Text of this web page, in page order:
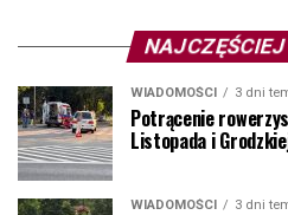
WIADOMOŚCI 3 dni
Potrącenie
Listopada i
WIADOMOŚCI 3 dni